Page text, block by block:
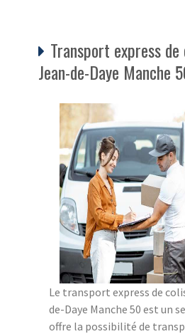
Transport express
Jean-de-Daye Manche
Le transport express de
de-Daye Manche 50 est un
offre la possibilité de